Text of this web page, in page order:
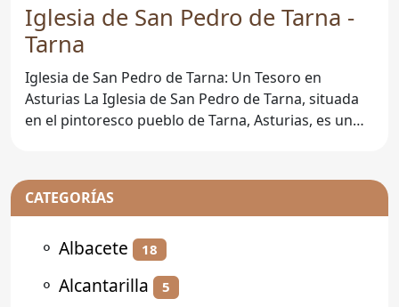
Iglesia de San Pedro de Tarna -
Tarna
Iglesia de San Pedro de Tarna: Un Tesoro en
Asturias La Iglesia de San Pedro de Tarna, situada
en el pintoresco pueblo de Tarna, Asturias, es un
CATEGORÍAS
⚬ Albacete 18
⚬ Alcantarilla 5